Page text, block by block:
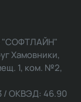
"СОФТЛАЙН"
Хамовники,
1, ком. №2,
/ ОКВЭД: 46.90